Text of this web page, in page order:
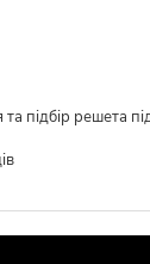
та підбір решета